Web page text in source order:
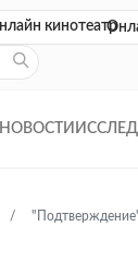
НОВОСТИ